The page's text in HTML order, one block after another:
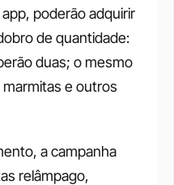
poderão adquirir
de quantidade:
duas; o mesmo
e outros
a campanha
relâmpago,